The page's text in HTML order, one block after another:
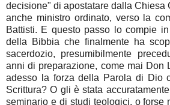
decisione" di apostatare dalla Chiesa
anche ministro ordinato, verso la
Battisti. E questo passo lo compie
della Bibbia che finalmente ha
sacerdozio, presumibilmente
anni di preparazione, come mai Don
adesso la forza della Parola di Dio
Scrittura? O gli è stata
seminario e di studi teologici, o forse